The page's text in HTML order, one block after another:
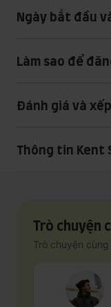
Ngày bắt đầu
Làm sao để
Đánh giá và
Thông tin
Trò chuyện
Trò chuyện